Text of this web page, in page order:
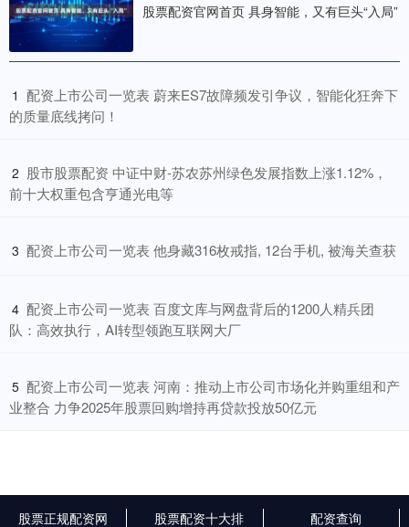
股票配资官网首页 具身智能，又有巨头“入局”
1 ​配资上市公司一览表 蔚来ES7故障频发引争议，智能化狂奔下
的质量底线拷问！
2 ​股市股票配资 中证中财-苏农苏州绿色发展指数上涨1.12%，
前十大权重包含亨通光电等
3 ​配资上市公司一览表 他身藏316枚戒指, 12台手机, 被海关查获
4 ​配资上市公司一览表 百度文库与网盘背后的1200人精兵团
队：高效执行，AI转型领跑互联网大厂
5 ​配资上市公司一览表 河南：推动上市公司市场化并购重组和产
业整合 力争2025年股票回购增持再贷款投放50亿元
股票正规配资网 股票配资十大排 配资查询